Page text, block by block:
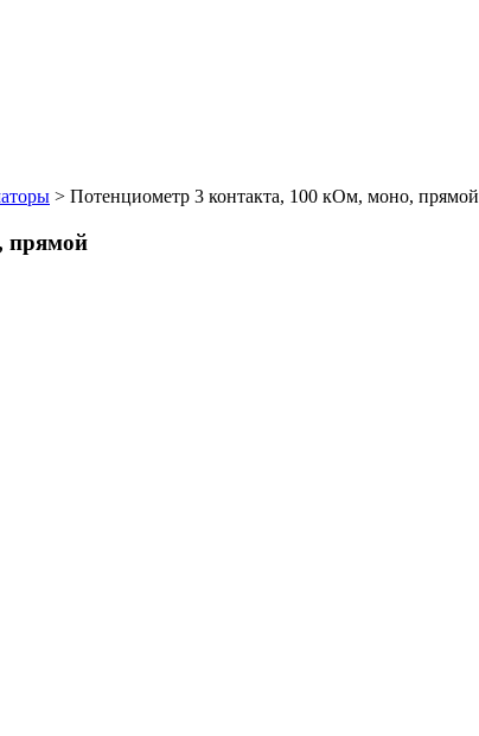
> Потенциометр 3 контакта, 100 кОм, моно, прямой
прямой